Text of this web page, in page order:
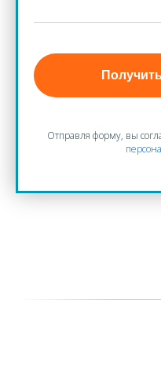
Отправля форму, вы